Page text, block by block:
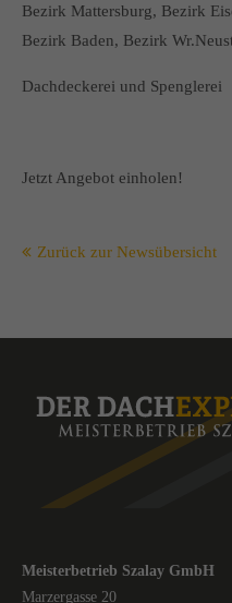
Bezirk Mattersburg, Bezirk
Bezirk Baden, Bezirk
Dachdeckerei und Spenglerei
Jetzt Angebot einholen!
Zurück zur Newsübersicht
Meisterbetrieb Szalay GmbH
Marzergasse 20